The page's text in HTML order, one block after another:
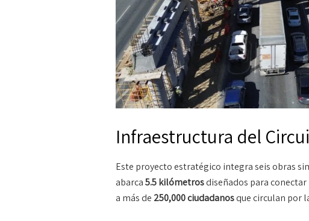
Infraestructura del
Este proyecto estratégico integra seis obras
abarca5.5 kilómetrosdiseñados para
a más de 250,000 ciudadanosque circulan por